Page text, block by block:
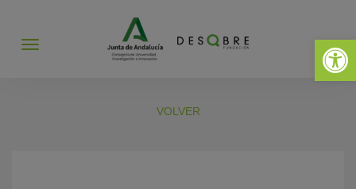
Abrir
Abrir
VOLVER